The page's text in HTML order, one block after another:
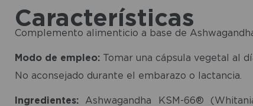
Características
Complemento alimenticio a base de
Modo de empleo:Tomar una cápsula vegetal al
No aconsejado durante el embarazo o lactancia.
Ingredientes:Ashwagandha KSM-66®